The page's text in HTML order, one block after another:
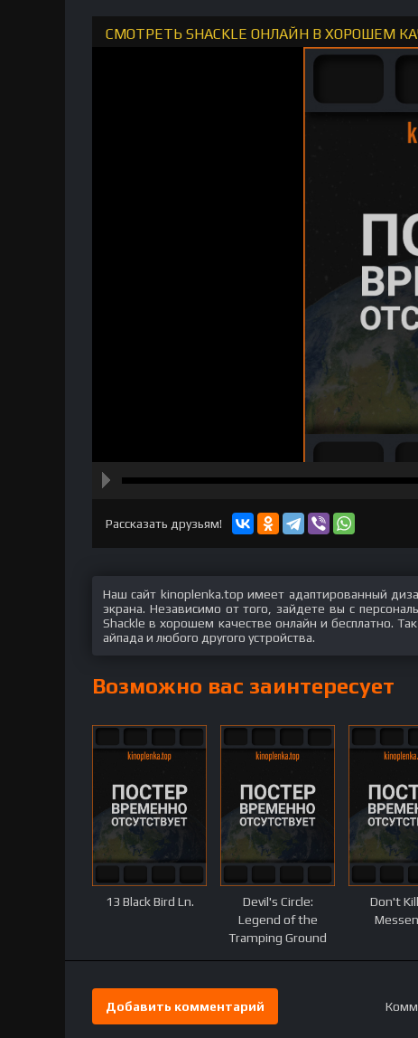
СМОТРЕТЬ SHACKLE ОНЛАЙН В ХОРОШЕМ
Рассказать друзьям!
Наш сайт kinoplenka.top имеет адаптированный
экрана. Независимо от того, зайдете вы с
Shackle в хорошем качестве онлайн и бесплатно.
айпада и любого другого устройства.
Возможно вас заинтересует
13 Black Bird Ln.
Devil's Circle:
Legend of the
Tramping Ground
Don't
Добавить комментарий